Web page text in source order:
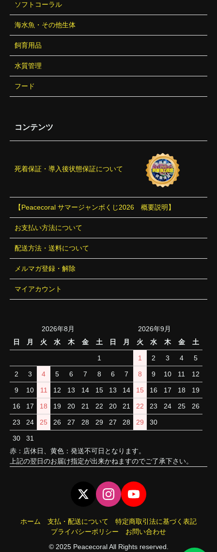
ソフトコーラル
海水魚・その他生体
飼育用品
水質管理
フード
コンテンツ
死着保証・導入後状態保証について
【Peacecoral サマージャンボくじ2026 概要説明】
お支払い方法について
配送方法・送料について
メルマガ登録・解除
マイアカウント
2026年8月
日
月 火 水 木 金 土
1
2 3 4 5 6 7 8
9 10 11 12 13 14 15
16 17 18 19 20 21 22
23 24 25 26 27 28 29
30 31
2026年9月
日
月 火 水 木 金 土
1 2 3 4 5
6 7 8 9 10 11 12
13 14 15 16 17 18 19
20 21 22 23 24 25 26
27 28 29 30
赤：店休日、黄色：発送不可日となります。
上記の翌日のお届け指定が出来かねますのでご了承下さい。
ホーム 支払・配送について
特定商取引法に基づく表記
プライバシーポリシー
お問い合わせ
© 2025 Peacecoral All Rights reserved.